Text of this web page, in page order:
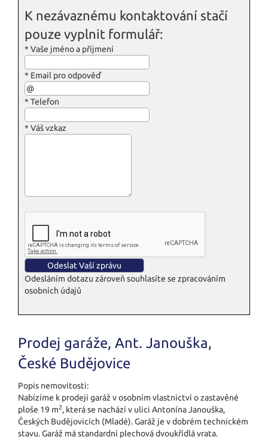
K nezávaznému kontaktování stačí
pouze vyplnit formulář:
* Vaše jméno a příjmení
* Email pro odpověď
* Telefon
* Váš vzkaz
Odesláním dotazu zároveň souhlasíte se zpracováním
osobních údajů
Prodej garáže, Ant. Janouška,
České Budějovice
Popis nemovitosti:
Nabízíme k prodeji garáž v osobním vlastnictví o zastavěné
ploše 19 m2, která se nachází v ulici Antonína Janouška,
Českých Budějovicích (Mladé). Garáž je v dobrém technickém
stavu. Garáž má standardní plechová dvoukřídlá vrata.